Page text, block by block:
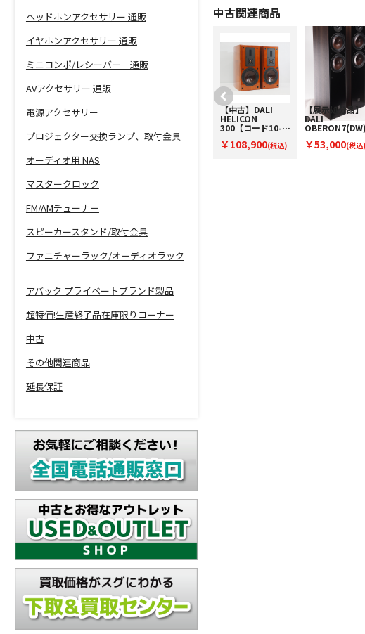
ヘッドホンアクセサリー 通販
イヤホンアクセサリー 通販
ミニコンポ/レシーバー 通販
AVアクセサリー 通販
電源アクセサリー
プロジェクター交換ランプ、取付金具
オーディオ用 NAS
マスタークロック
FM/AMチューナー
スピーカースタンド/取付金具
ファニチャーラック/オーディオラック
アバック プライベートブランド製品
超特価!生産終了品在庫限りコーナー
中古
その他関連商品
延長保証
中古関連商品
10-100370】ブッ
￥19,500
【中古】DALI
HELICON
300【コード10-
シェルフスピーカ
￥108,900(税込)
【展示処分品】
DALI
OBERON7(DW)
OBERON7DW】
￥53,000(税込)